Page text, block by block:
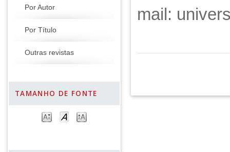
Por Autor
Por Título
Outras revistas
TAMANHO DE FONTE
mail: